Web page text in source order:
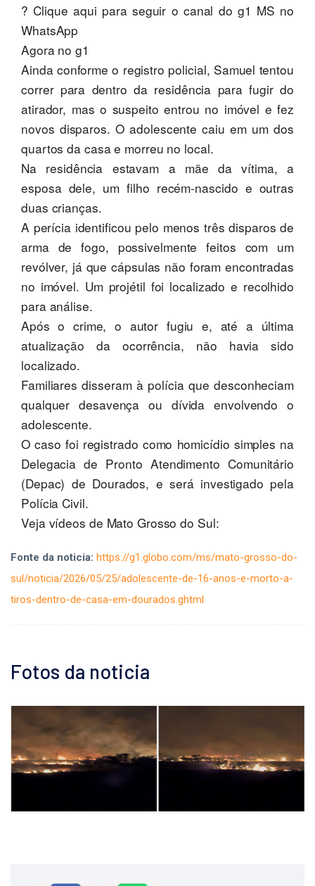
? Clique aqui para seguir o canal do g1 MS no
WhatsApp
Agora no g1
Ainda conforme o registro policial, Samuel tentou
correr para dentro da residência para fugir do
atirador, mas o suspeito entrou no imóvel e fez
novos disparos. O adolescente caiu em um dos
quartos da casa e morreu no local.
Na residência estavam a mãe da vítima, a
esposa dele, um filho recém-nascido e outras
duas crianças.
A perícia identificou pelo menos três disparos de
arma de fogo, possivelmente feitos com um
revólver, já que cápsulas não foram encontradas
no imóvel. Um projétil foi localizado e recolhido
para análise.
Após o crime, o autor fugiu e, até a última
atualização da ocorrência, não havia sido
localizado.
Familiares disseram à polícia que desconheciam
qualquer desavença ou dívida envolvendo o
adolescente.
O caso foi registrado como homicídio simples na
Delegacia de Pronto Atendimento Comunitário
(Depac) de Dourados, e será investigado pela
Polícia Civil.
Veja vídeos de Mato Grosso do Sul:
Fonte da noticia: https://g1.globo.com/ms/mato-grosso-do-
sul/noticia/2026/05/25/adolescente-de-16-anos-e-morto-a-
tiros-dentro-de-casa-em-dourados.ghtml
Fotos da noticia